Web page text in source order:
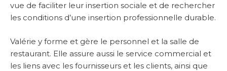
vue de faciliter leur insertion sociale et de rechercher
les conditions d’une insertion professionnelle durable.
Valérie y forme et gère le personnel et la salle de
restaurant. Elle assure aussi le service commercial et
les liens avec les fournisseurs et les clients, ainsi que